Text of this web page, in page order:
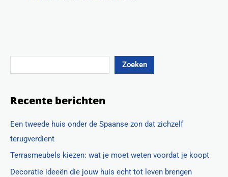
Zoeken
Recente berichten
Een tweede huis onder de Spaanse zon dat zichzelf
terugverdient
Terrasmeubels kiezen: wat je moet weten voordat je koopt
Decoratie ideeën die jouw huis echt tot leven brengen